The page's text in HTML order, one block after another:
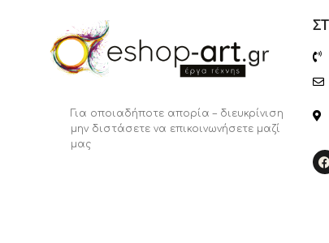
Για οποιαδήποτε απορία – διευκρίνιση
μην διστάσετε να επικοινωνήσετε μαζί
μας